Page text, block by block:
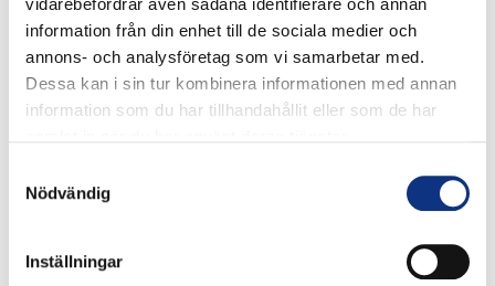
vidarebefordrar även sådana identifierare och annan
information från din enhet till de sociala medier och
annons- och analysföretag som vi samarbetar med.
Dessa kan i sin tur kombinera informationen med annan
information som du har tillhandahållit eller som de har
Nödvändig
Inställningar
nyhetsbrev
Signa upp dig på vår nyhetsbrev.